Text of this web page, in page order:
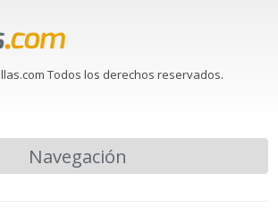
Todos los derechos reservados.
Navegación